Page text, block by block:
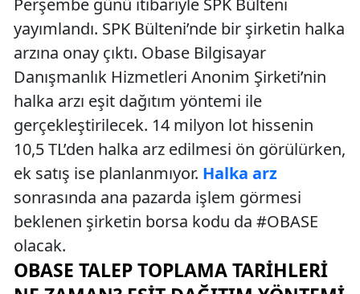
Perşembe günü itibariyle SPK Bülteni
yayımlandı. SPK Bülteni’nde bir şirketin halka
arzına onay çıktı. Obase Bilgisayar
Danışmanlık Hizmetleri Anonim Şirketi’nin
halka arzı eşit dağıtım yöntemi ile
gerçekleştirilecek. 14 milyon lot hissenin
10,5 TL’den halka arz edilmesi ön görülürken,
ek satış ise planlanmıyor. Halka arz
sonrasında ana pazarda işlem görmesi
beklenen şirketin borsa kodu da #OBASE
olacak.
OBASE TALEP TOPLAMA TARIHLERI